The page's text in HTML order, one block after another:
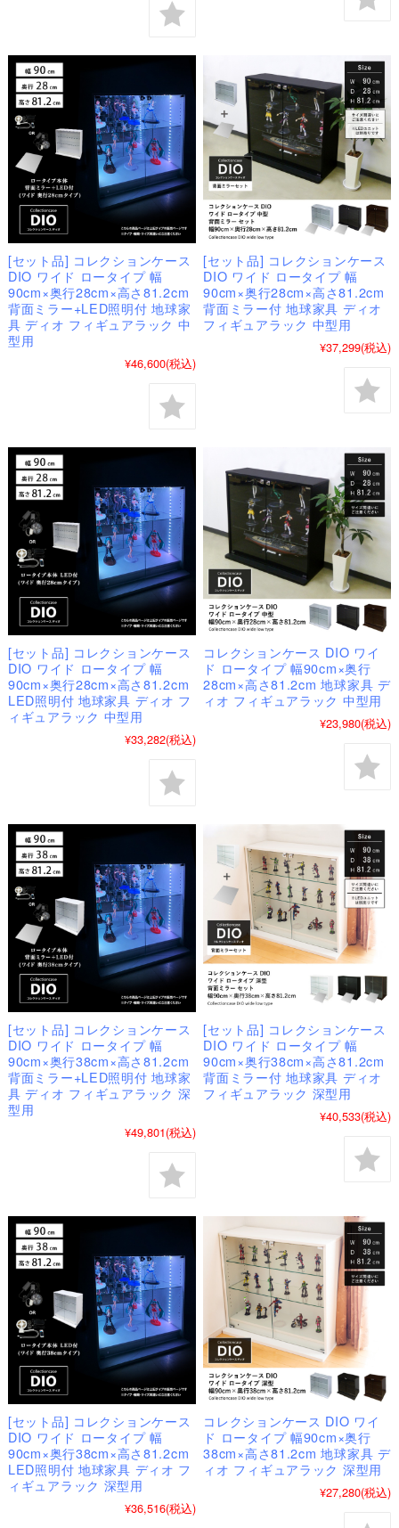
[セット品] コレクションケース
DIO ワイド ロータイプ 幅
90cm×奥行28cm×高さ81.2cm
背面ミラー+LED照明付 地球家
具 ディオ フィギュアラック 中
型用
¥46,600(税込)
[セット品] コレクションケース
DIO ワイド ロータイプ 幅
90cm×奥行28cm×高さ81.2cm
背面ミラー付 地球家具 ディオ
フィギュアラック 中型用
¥37,299(税込)
[セット品] コレクションケース
DIO ワイド ロータイプ 幅
90cm×奥行28cm×高さ81.2cm
LED照明付 地球家具 ディオ フ
ィギュアラック 中型用
¥33,282(税込)
コレクションケース DIO ワイ
ド ロータイプ 幅90cm×奥行
28cm×高さ81.2cm 地球家具 デ
ィオ フィギュアラック 中型用
¥23,980(税込)
[セット品] コレクションケース
DIO ワイド ロータイプ 幅
90cm×奥行38cm×高さ81.2cm
背面ミラー+LED照明付 地球家
具 ディオ フィギュアラック 深
型用
¥49,801(税込)
[セット品] コレクションケース
DIO ワイド ロータイプ 幅
90cm×奥行38cm×高さ81.2cm
背面ミラー付 地球家具 ディオ
フィギュアラック 深型用
¥40,533(税込)
[セット品] コレクションケース
DIO ワイド ロータイプ 幅
90cm×奥行38cm×高さ81.2cm
LED照明付 地球家具 ディオ フ
ィギュアラック 深型用
¥36,516(税込)
コレクションケース DIO ワイ
ド ロータイプ 幅90cm×奥行
38cm×高さ81.2cm 地球家具 デ
ィオ フィギュアラック 深型用
¥27,280(税込)